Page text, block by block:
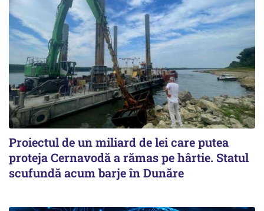
Proiectul de un miliard de lei care putea
proteja Cernavodă a rămas pe hârtie. Statul
scufundă acum barje în Dunăre